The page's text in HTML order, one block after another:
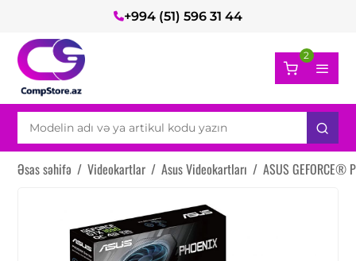
+994 (51) 596 31 44
2
Əsas səhifə / Videokartlar / Asus Videokartları / ASUS GEFORCE®